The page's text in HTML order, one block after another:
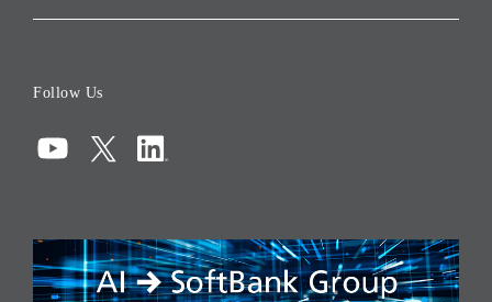
コンプライアンス
リスクマネジメント
税務に対する取り組み
Follow Us